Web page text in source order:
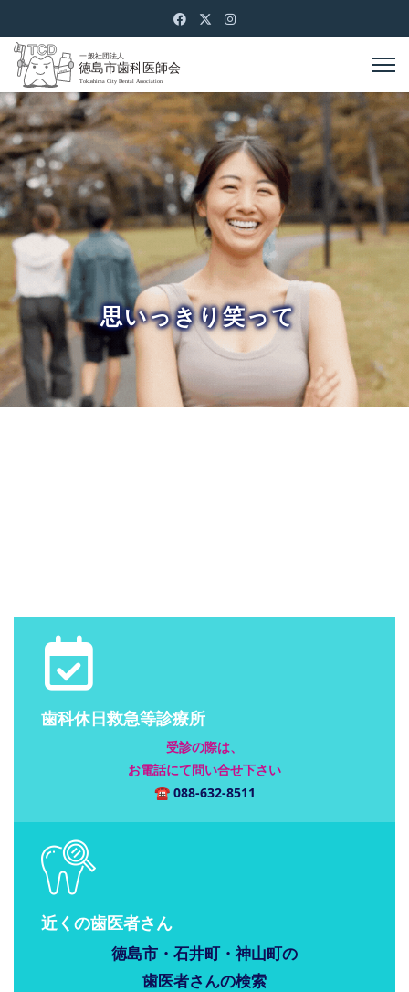
思いっきり笑って
歯科休日救急等診療所
受診の際は、
お電話にて問い合せ下さい
☎ 088-632-8511
近くの歯医者さん
徳島市・石井町・神山町の
歯医者さんの検索